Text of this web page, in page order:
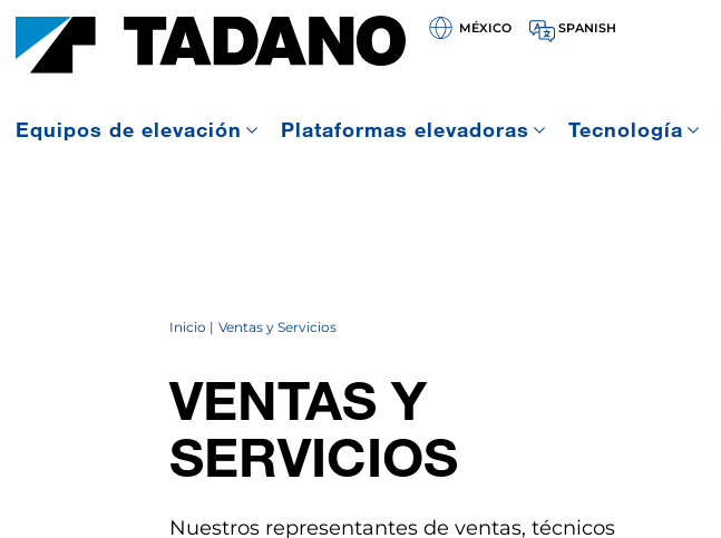
MÉXICO SPANISH
Equipos de elevación Plataformas elevadoras Tecnología
Inicio Ventas y Servicios
VENTAS Y
SERVICIOS
Nuestros representantes de ventas, técnicos